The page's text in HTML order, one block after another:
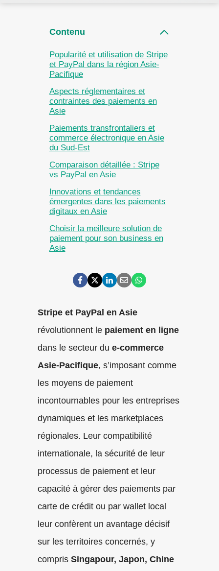
Contenu
Popularité et utilisation de Stripe
et PayPal dans la région Asie-
Pacifique
Aspects réglementaires et
contraintes des paiements en
Asie
Paiements transfrontaliers et
commerce électronique en Asie
du Sud-Est
Comparaison détaillée : Stripe
vs PayPal en Asie
Innovations et tendances
émergentes dans les paiements
digitaux en Asie
Choisir la meilleure solution de
paiement pour son business en
Asie
Stripe et PayPal en Asie
révolutionnent le paiement en ligne
dans le secteur du e-commerce
Asie-Pacifique, s’imposant comme
les moyens de paiement
incontournables pour les entreprises
dynamiques et les marketplaces
régionales. Leur compatibilité
internationale, la sécurité de leur
processus de paiement et leur
capacité à gérer des paiements par
carte de crédit ou par wallet local
leur confèrent un avantage décisif
sur les territoires concernés, y
compris Singapour, Japon, Chine